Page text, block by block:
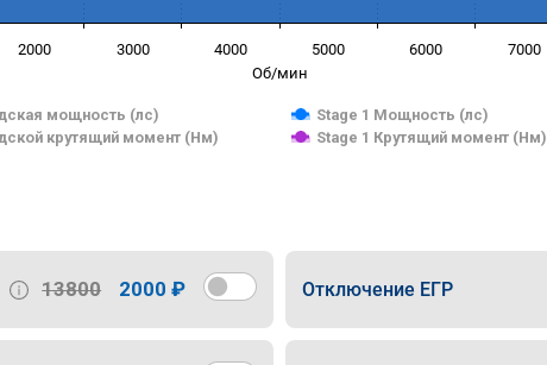
Об/мин
мощность (лс)
Stage 1 Мощность (лс)
крутящий момент (Нм)
Stage 1 Крутящий момент (Нм)
2000 3000 4000 5000 6000 7000
13800 2000 ₽ Отключение ЕГР